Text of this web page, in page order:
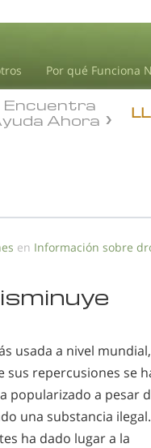
Por qué Funciona
Encuentra
Ahora
en Información sobre
usada a nivel mundial,
sus repercusiones se
popularizado a pesar
una substancia
ha dado lugar a la